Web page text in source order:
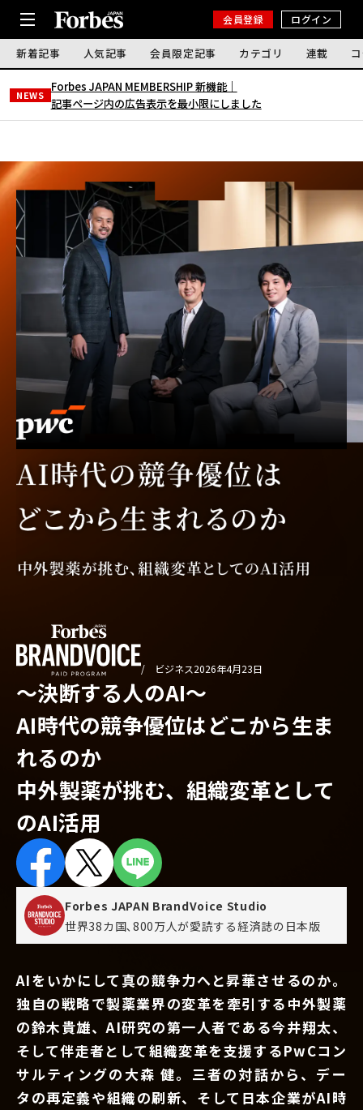
会員登録 ログイン
新着記事 人気記事 会員限定記事 カテゴリ 連載
NEWS
Forbes JAPAN MEMBERSHIP 新機能｜
記事ページ内の広告表示を最小限にしました
/ ビジネス2026年4月23日
〜決断する人のAI〜
AI時代の競争優位はどこから生ま
れるのか
中外製薬が挑む、組織変革として
のAI活用
Forbes JAPAN BrandVoice Studio
世界38カ国､800万人が愛読する 経済誌の日本版
AIをいかにして真の競争力へと昇華させるのか。
独自の戦略で製薬業界の変革を牽引する中外製薬
の鈴木貴雄、AI研究の第一人者である今井翔太、
そして伴走者として組織変革を支援するPwCコン
サルティングの大森 健。三者の対話から、デー
タの再定義や組織の刷新、そして日本企業がAI時